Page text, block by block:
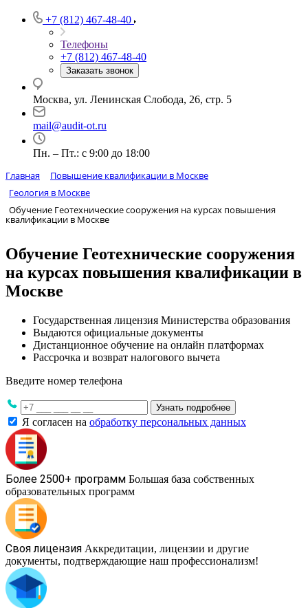
+7 (812) 467-48-40
Телефоны
+7 (812) 467-48-40
Заказать звонок
Москва, ул. Ленинская Слобода, 26, стр. 5
mail@audit-ot.ru
Пн. – Пт.: с 9:00 до 18:00
Главная
Повышение квалификации в Москве
Геология в Москве
Обучение Геотехнические сооружения на курсах повышения
квалификации в Москве
Обучение Геотехнические сооружения
на курсах повышения квалификации в
Москве
Государственная лицензия Министерства образования
Выдаются официальные документы
Дистанционное обучение на онлайн платформах
Рассрочка и возврат налогового вычета
Введите номер телефона
Узнать подробнее
Я согласен на обработку персональных данных
Более 2500+ программ Большая база собственных
образовательных программ
Своя лицензия Аккредитации, лицензии и другие
документы, подтверждающие наш профессионализм!